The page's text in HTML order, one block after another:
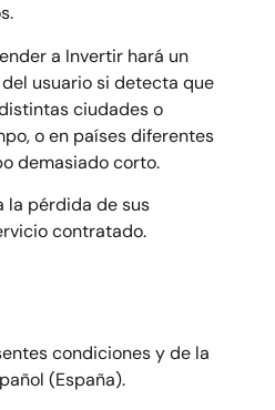
a Invertir hará un
usuario si detecta que
ciudades o
o en países diferentes
demasiado corto.
la pérdida de sus
contratado.
condiciones y de la
(España).